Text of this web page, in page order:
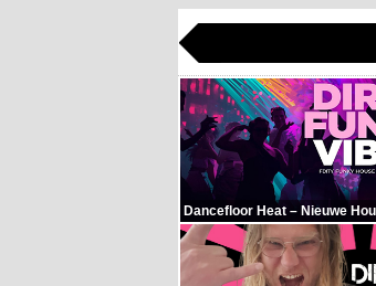
Dancefloor Heat – Nieuwe